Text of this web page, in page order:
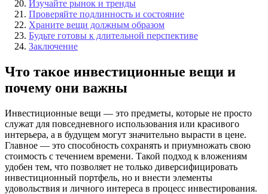
Изучайте рынок и тренды
Проверяйте подлинность и состояние
Храните вещи должным образом
Будьте готовы к длительной перспективе
Заключение
Что такое инвестиционные вещи и
почему они важны
Инвестиционные вещи — это предметы, которые не просто
служат для повседневного использования или красивого
интерьера, а в будущем могут значительно вырасти в цене.
Главное — это способность сохранять и приумножать свою
стоимость с течением времени. Такой подход к вложениям
удобен тем, что позволяет не только диверсифицировать
инвестиционный портфель, но и внести элементы
удовольствия и личного интереса в процесс инвестирования.